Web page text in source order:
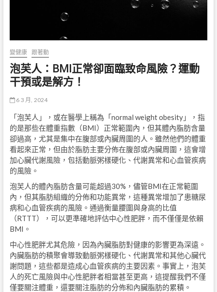
變健康 跟著動
泡芙人：BMI正常卻面臨致命風險？運動
干預或是解方！
6 3 月, 2024
「泡芙人」，或在醫學上稱為「normal weight obesity」，指
的是那些在體重指數（BMI）正常範圍內，但其體內脂肪含量
卻過高，尤其是集中在腹部或內臟周圍的人。雖然他們的體重
看起來正常，但由於脂肪主要分佈在腹部或內臟周圍，這會增
加心臟代謝風險，包括動脈粥樣硬化、代謝異常和心血管疾病
的風險。
泡芙人的體內脂肪含量可能超過30%，儘管BMI在正常範圍
內，但其脂肪組織的分佈和功能異常，這種異常增加了患糖尿
病和心血管疾病的風險。通過衡量腰圍與身高的比值
（RTTT），可以更準確地評估中心性肥胖，而不僅僅是依賴
BMI。
中心性肥胖尤其危險，因為內臟脂肪對健康的影響更為深遠。
內臟脂肪的積聚會導致動脈粥樣硬化、代謝異常和其他心臟代
謝問題，這些都是造成心血管疾病的主要因素。事實上，泡芙
人的死亡風險與中心性肥胖者相當甚至更高，這提醒我們不僅
僅要關注體重，還要關注脂肪的分佈和內臟脂肪的累積。